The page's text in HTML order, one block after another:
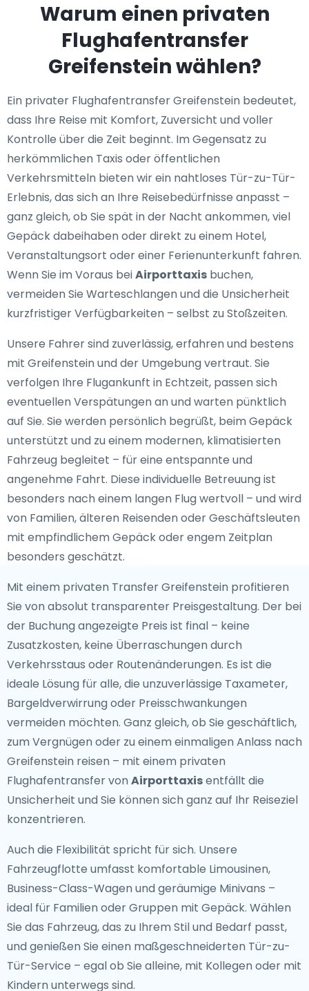
Warum einen privaten
Flughafentransfer
Greifenstein wählen?
Ein privater Flughafentransfer Greifenstein bedeutet,
dass Ihre Reise mit Komfort, Zuversicht und voller
Kontrolle über die Zeit beginnt. Im Gegensatz zu
herkömmlichen Taxis oder öffentlichen
Verkehrsmitteln bieten wir ein nahtloses Tür-zu-Tür-
Erlebnis, das sich an Ihre Reisebedürfnisse anpasst –
ganz gleich, ob Sie spät in der Nacht ankommen, viel
Gepäck dabeihaben oder direkt zu einem Hotel,
Veranstaltungsort oder einer Ferienunterkunft fahren.
Wenn Sie im Voraus beiAirporttaxis buchen,
vermeiden Sie Warteschlangen und die Unsicherheit
kurzfristiger Verfügbarkeiten – selbst zu Stoßzeiten.
Unsere Fahrer sind zuverlässig, erfahren und bestens
mit Greifenstein und der Umgebung vertraut. Sie
verfolgen Ihre Flugankunft in Echtzeit, passen sich
eventuellen Verspätungen an und warten pünktlich
auf Sie. Sie werden persönlich begrüßt, beim Gepäck
unterstützt und zu einem modernen, klimatisierten
Fahrzeug begleitet – für eine entspannte und
angenehme Fahrt. Diese individuelle Betreuung ist
besonders nach einem langen Flug wertvoll – und wird
von Familien, älteren Reisenden oder Geschäftsleuten
mit empfindlichem Gepäck oder engem Zeitplan
besonders geschätzt.
Mit einem privaten Transfer Greifenstein profitieren
Sie von absolut transparenter Preisgestaltung. Der bei
der Buchung angezeigte Preis ist final – keine
Zusatzkosten, keine Überraschungen durch
Verkehrsstaus oder Routenänderungen. Es ist die
ideale Lösung für alle, die unzuverlässige Taxameter,
Bargeldverwirrung oder Preisschwankungen
vermeiden möchten. Ganz gleich, ob Sie geschäftlich,
zum Vergnügen oder zu einem einmaligen Anlass nach
Greifenstein reisen – mit einem privaten
Flughafentransfer von Airporttaxisentfällt die
Unsicherheit und Sie können sich ganz auf Ihr Reiseziel
konzentrieren.
Auch die Flexibilität spricht für sich. Unsere
Fahrzeugflotte umfasst komfortable Limousinen,
Business-Class-Wagen und geräumige Minivans –
ideal für Familien oder Gruppen mit Gepäck. Wählen
Sie das Fahrzeug, das zu Ihrem Stil und Bedarf passt,
und genießen Sie einen maßgeschneiderten Tür-zu-
Tür-Service – egal ob Sie alleine, mit Kollegen oder mit
Kindern unterwegs sind.